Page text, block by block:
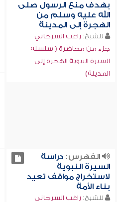
بهدف منع الرسول صلى
الله عليه وسلم من
الهجرة إلى المدينة
للشيخ: راغب السرجاني
جزء من محاضرة ( سلسلة
السيرة النبوية الهجرة إلى
المدينة)
الفهرس:دراسة
السيرة النبوية
لاستخراج مواقف تعيد
بناء الأمة
للشيخ: راغب السرجاني